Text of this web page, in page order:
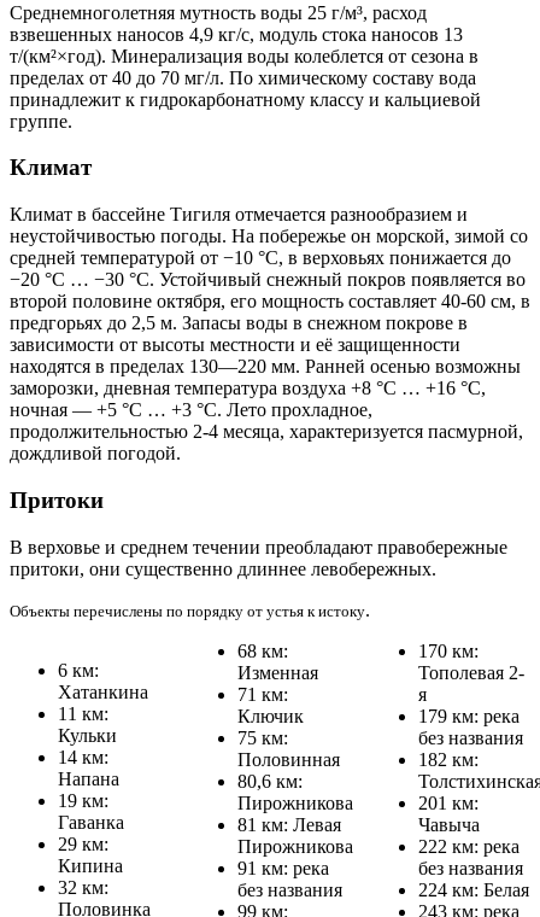
Среднемноголетняя мутность воды 25 г/м³, расход
взвешенных наносов 4,9 кг/с, модуль стока наносов 13
т/(км²×год). Минерализация воды колеблется от сезона в
пределах от 40 до 70 мг/л. По химическому составу вода
принадлежит к гидрокарбонатному классу и кальциевой
группе.
Климат
Климат в бассейне Тигиля отмечается разнообразием и
неустойчивостью погоды. На побережье он морской, зимой со
средней температурой от −10 °C, в верховьях понижается до
−20 °C … −30 °C. Устойчивый снежный покров появляется во
второй половине октября, его мощность составляет 40-60 см, в
предгорьях до 2,5 м. Запасы воды в снежном покрове в
зависимости от высоты местности и её защищенности
находятся в пределах 130—220 мм. Ранней осенью возможны
заморозки, дневная температура воздуха +8 °C … +16 °C,
ночная — +5 °C … +3 °C. Лето прохладное,
продолжительностью 2-4 месяца, характеризуется пасмурной,
дождливой погодой.
Притоки
В верховье и среднем течении преобладают правобережные
притоки, они существенно длиннее левобережных.
Объекты перечислены по порядку от устья к истоку.
6 км:
Хатанкина
11 км:
Кульки
14 км:
Напана
19 км:
Гаванка
29 км:
Кипина
32 км:
Половинка
68 км:
Изменная
71 км:
Ключик
75 км:
Половинная
80,6 км:
Пирожникова
81 км: Левая
Пирожникова
91 км: река
без названия
99 км:
170 км:
Тополевая 2-
я
179 км: река
без названия
182 км:
201 км:
Чавыча
222 км: река
без названия
224 км: Белая
243 км: река